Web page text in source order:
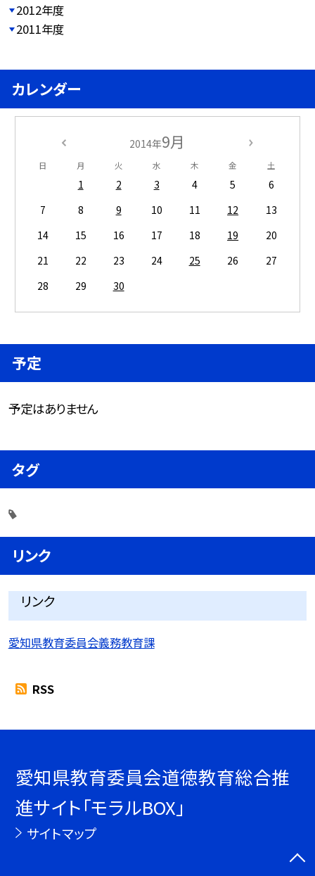
2012年度
2011年度
カレンダー
2014年9月
日 月 火 水 木 金 土
1 2 3 4 5
6
7
8 9 10 11 12
13
14
15 16 17 18 19
20
21
22 23 24 25 26
27
28
29 30
予定
予定はありません
タグ
リンク
リンク
愛知県教育委員会義務教育課
RSS
愛知県教育委員会道徳教育総合推
進サイト「モラルBOX」
サイトマップ